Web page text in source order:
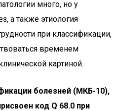
много, но у
а также этиология
при классификации,
временем
картиной.
болезней (МКБ-10),
код Q 68.0 при